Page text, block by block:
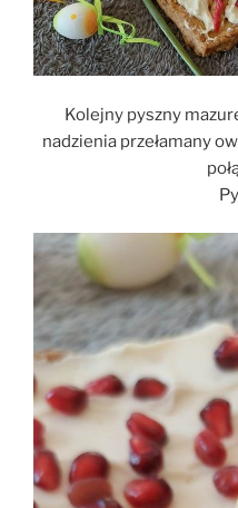
Kolejny pyszny
nadzienia przełamany